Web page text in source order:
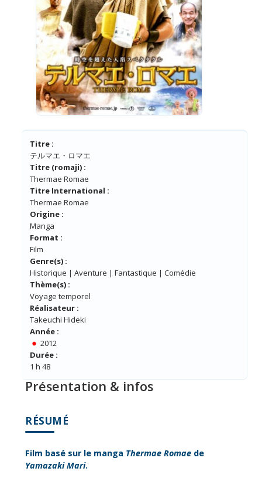
Titre :
テルマエ・ロマエ
Titre (romaji) :
Thermae Romae
Titre International :
Thermae Romae
Origine :
Manga
Format :
Film
Genre(s) :
Historique | Aventure | Fantastique | Comédie
Thème(s) :
Voyage temporel
Réalisateur :
Takeuchi Hideki
Année :
2012
Durée :
1 h 48
Présentation & infos
RÉSUMÉ
Film basé sur le manga Thermae Romae de
Yamazaki Mari.